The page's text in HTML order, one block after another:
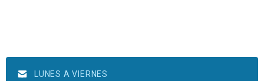
LUNES A VIERNES